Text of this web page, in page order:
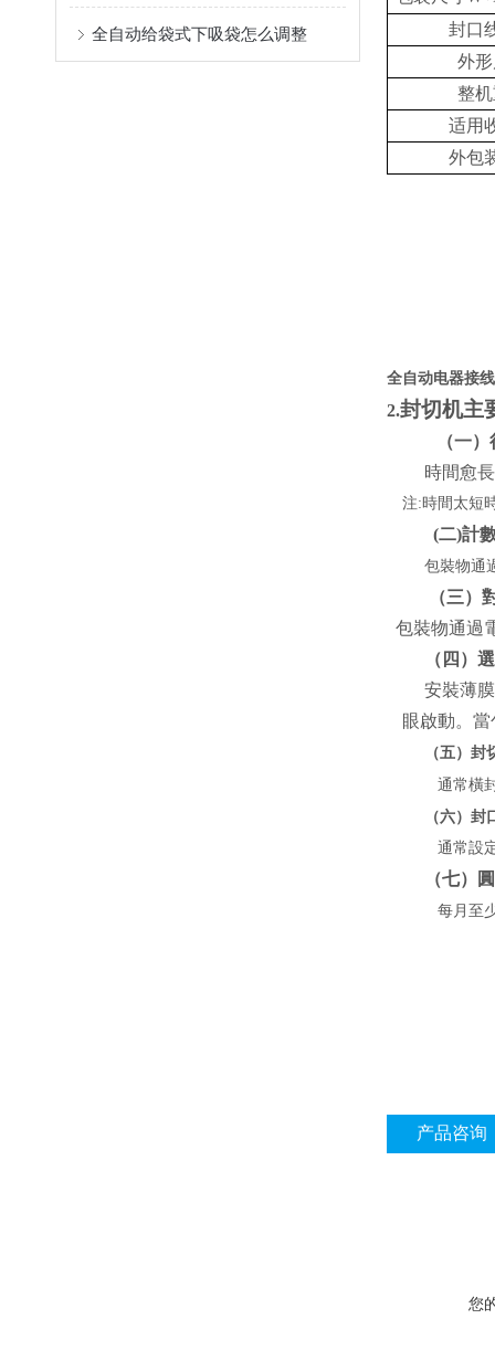
全自动给袋式下吸袋怎么调整
封口
外
整
适用
外包
全自动电器接
2.封切机主
（一
時間愈
注:時間太短
(二)計
包裝物通
（三）
包裝物通過
（四）
安裝薄
眼啟動。
（五）封
通常橫
（六）封
通常設
（七）
每月至
产品咨询
您